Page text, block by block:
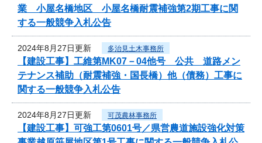
業 小屋名橋地区 小屋名橋耐震補強第2期工事に関
する一般競争入札公告
2024年8月27日更新 多治見土木事務所
【建設工事】工維第MK07－04他号 公共 道路メン
テナンス補助（耐震補強・国長橋）他（債務）工事に
関する一般競争入札公告
2024年8月27日更新 可茂農林事務所
【建設工事】可強工第0601号／県営農道施設強化対策